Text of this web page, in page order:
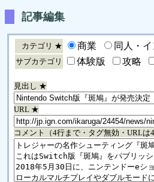
記事編集
カテゴリ ★ 商業 同人・イ
サブカテゴリ 体験版 攻略
見出し ★
URL ★
コメント（4行まで・タグ無効・URLは